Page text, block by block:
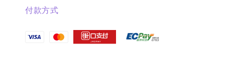
付款方式